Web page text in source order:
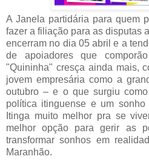
A Janela partidária para quem
fazer a filiação para as disputas
encerram no dia 05 abril e a
de apoiadores que
"Quininha" cresça ainda mais,
jovem empresária como a
outubro – e o que surgiu
política itinguense e um
Itinga muito melhor pra se
melhor opção para gerir as
transformar sonhos em
Maranhão.